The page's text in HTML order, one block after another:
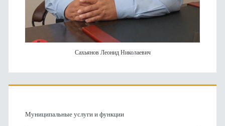
Сахьянов Леонид Николаевич
Муниципальные услуги и функции